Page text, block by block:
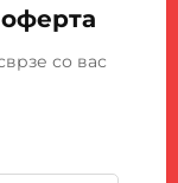
со вас